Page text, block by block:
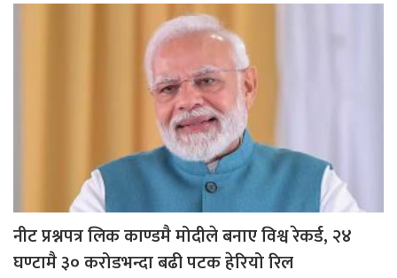
नीट प्रश्नपत्र लिक काण्डमै मोदीले बनाए विश्व रेकर्ड, २४
घण्टामै ३० करोडभन्दा बढी पटक हेरियो रिल